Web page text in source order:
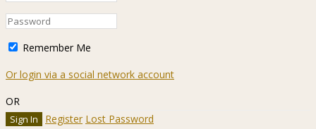
Remember Me
Or login via a social network account
OR
Register Lost Password